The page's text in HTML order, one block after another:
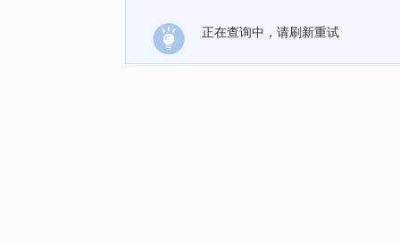
正在查询中，请刷新重试